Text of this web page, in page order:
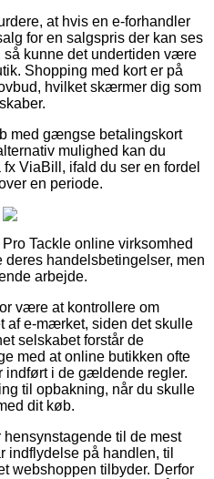
at hvis en e-forhandler
for en salgspris der kan ses
så kunne det undertiden være
Shopping med kort er på
hvilket skærmer dig som
med gængse betalingskort
mulighed kan du
ViaBill, ifald du ser en fordel
en periode.
Tackle online virksomhed
handelsbetingelser, men
arbejde.
være at kontrollere om
af e-mærket, siden det skulle
selskabet forstår de
med at online butikken ofte
indført i de gældende regler.
til opbakning, når du skulle
dit køb.
til de mest
indflydelse på handlen, til
webshoppen tilbyder. Derfor